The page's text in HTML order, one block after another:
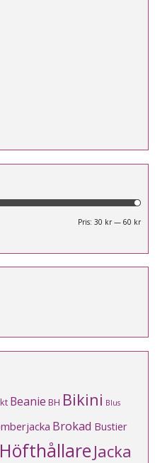
Pris:30 kr —60 kr
Beanie BH Bikini Blus
Brokad Bustier
Höfthållare Jacka